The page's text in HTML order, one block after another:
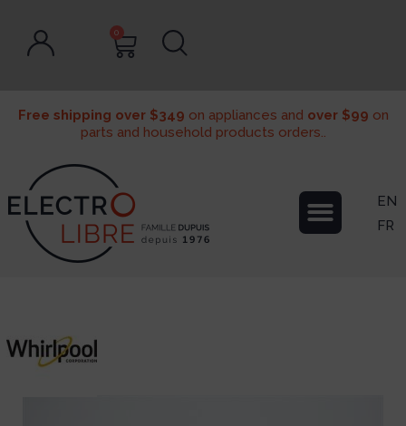
0
Free shipping over $349 on appliances and over $99 on
parts and household products orders..
EN
FR